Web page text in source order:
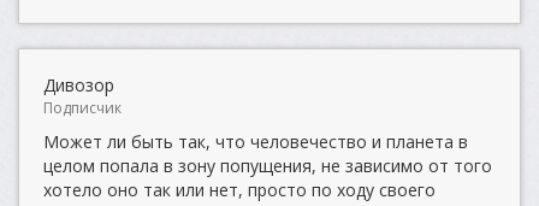
Дивозор
Подписчик
Может ли быть так, что человечество и планета в
целом попала в зону попущения, не зависимо от того
хотело оно так или нет, просто по ходу своего